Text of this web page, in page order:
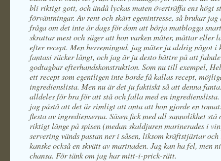
bli riktigt gott, och ändå lyckas maten överträffa ens högt
förväntningar. Av rent och skärt egenintresse, så brukar
fråga om det inte är dags för dom att börja matblogga
skrattar mest och säger att hon varken mäter, måttar eller
efter recept. Men herremingud, jag mäter ju aldrig något i
fantasi räcker långt, och jag är ju desto bättre på att
godtagbar efterhandskonstruktion. Som nu till exempel,
ett recept som egentligen inte borde få kallas recept,
ingredienslista. Men nu är det ju faktiskt så att denna
alldeles för bra för att stå och falla med en
jag påstå att det är rimligt att anta att hon gjorde en
flesta av ingredienserna. Såsen fick med all sannolikhet stå
riktigt länge på spisen (medan skaldjuren marinerades i
servering vänds pastan ner i såsen, liksom kräftstjärtar och
kanske också en skvätt av marinaden. Jag kan ha fel, men
chansa. För tänk om jag har mitt-i-prick-rätt.